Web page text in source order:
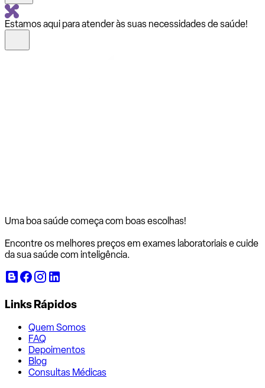
Estamos aqui para atender às suas necessidades de saúde!
Uma boa saúde começa com boas escolhas!
Encontre os melhores preços em exames laboratoriais e cuide
da sua saúde com inteligência.
Links Rápidos
Quem Somos
FAQ
Depoimentos
Blog
Consultas Médicas